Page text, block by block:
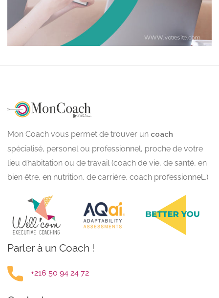
Mon Coach vous permet de trouver un coach
spécialisé, personel ou professionnel, proche de votre
lieu d’habitation ou de travail (coach de vie, de santé, en
bien être, en nutrition, de carrière, coach professionnel…)
Parler à un Coach !
+216 50 94 24 72